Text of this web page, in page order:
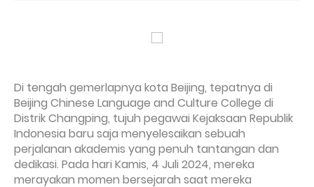
Di tengah gemerlapnya kota Beijing, tepatnya di
Beijing Chinese Language and Culture College di
Distrik Changping, tujuh pegawai Kejaksaan Republik
Indonesia baru saja menyelesaikan sebuah
perjalanan akademis yang penuh tantangan dan
dedikasi. Pada hari Kamis, 4 Juli 2024, mereka
merayakan momen bersejarah saat mereka